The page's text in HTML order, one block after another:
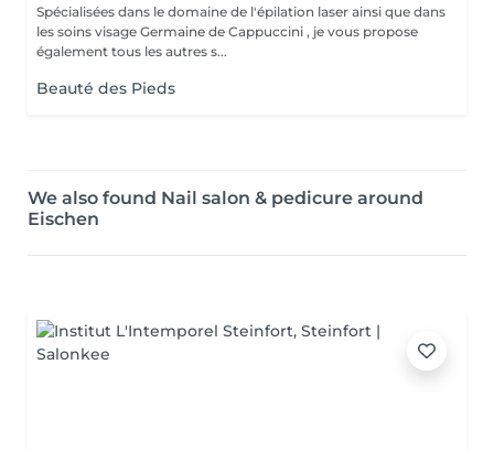
Spécialisées dans le domaine de l'épilation laser ainsi que dans
les soins visage Germaine de Cappuccini , je vous propose
également tous les autres s...
Beauté des Pieds
We also found Nail salon & pedicure around
Eischen